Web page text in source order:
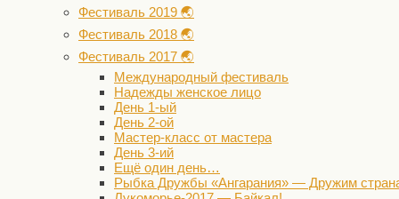
Фестиваль 2019 🌏
Фестиваль 2018 🌏
Фестиваль 2017 🌏
Международный фестиваль
Надежды женское лицо
День 1-ый
День 2-ой
Мастер-класс от мастера
День 3-ий
Ещё один день…
Рыбка Дружбы «Ангарания» — Дружим